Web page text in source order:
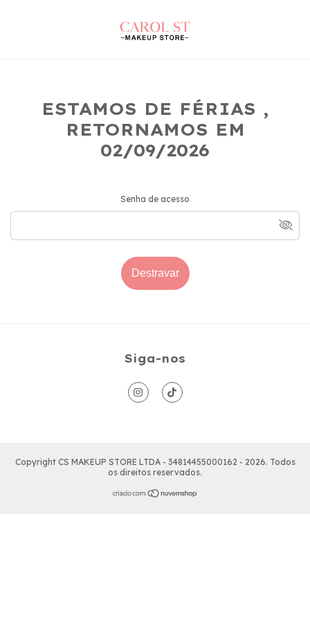
ESTAMOS DE FÉRIAS ,
RETORNAMOS EM
02/09/2026
Senha de acesso
Destravar
Siga-nos
Copyright CS MAKEUP STORE LTDA - 34814455000162 - 2026. Todos
os direitos reservados.